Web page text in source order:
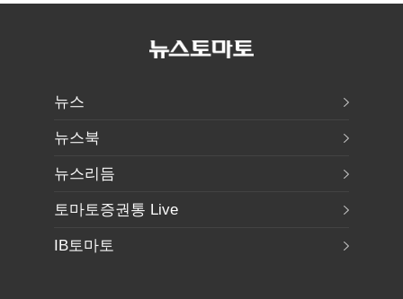
뉴스
뉴스북
뉴스리듬
토마토증권통 Live
IB토마토